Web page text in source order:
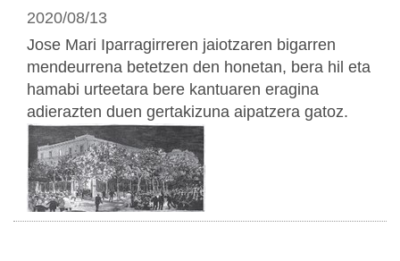
2020/08/13
Jose Mari Iparragirreren jaiotzaren bigarren
mendeurrena betetzen den honetan, bera hil eta
hamabi urteetara bere kantuaren eragina
adierazten duen gertakizuna aipatzera gatoz.